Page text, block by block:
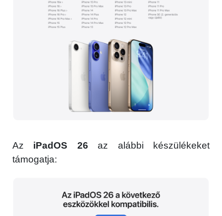
Az iPadOS 26 az alábbi készülékeket
támogatja: